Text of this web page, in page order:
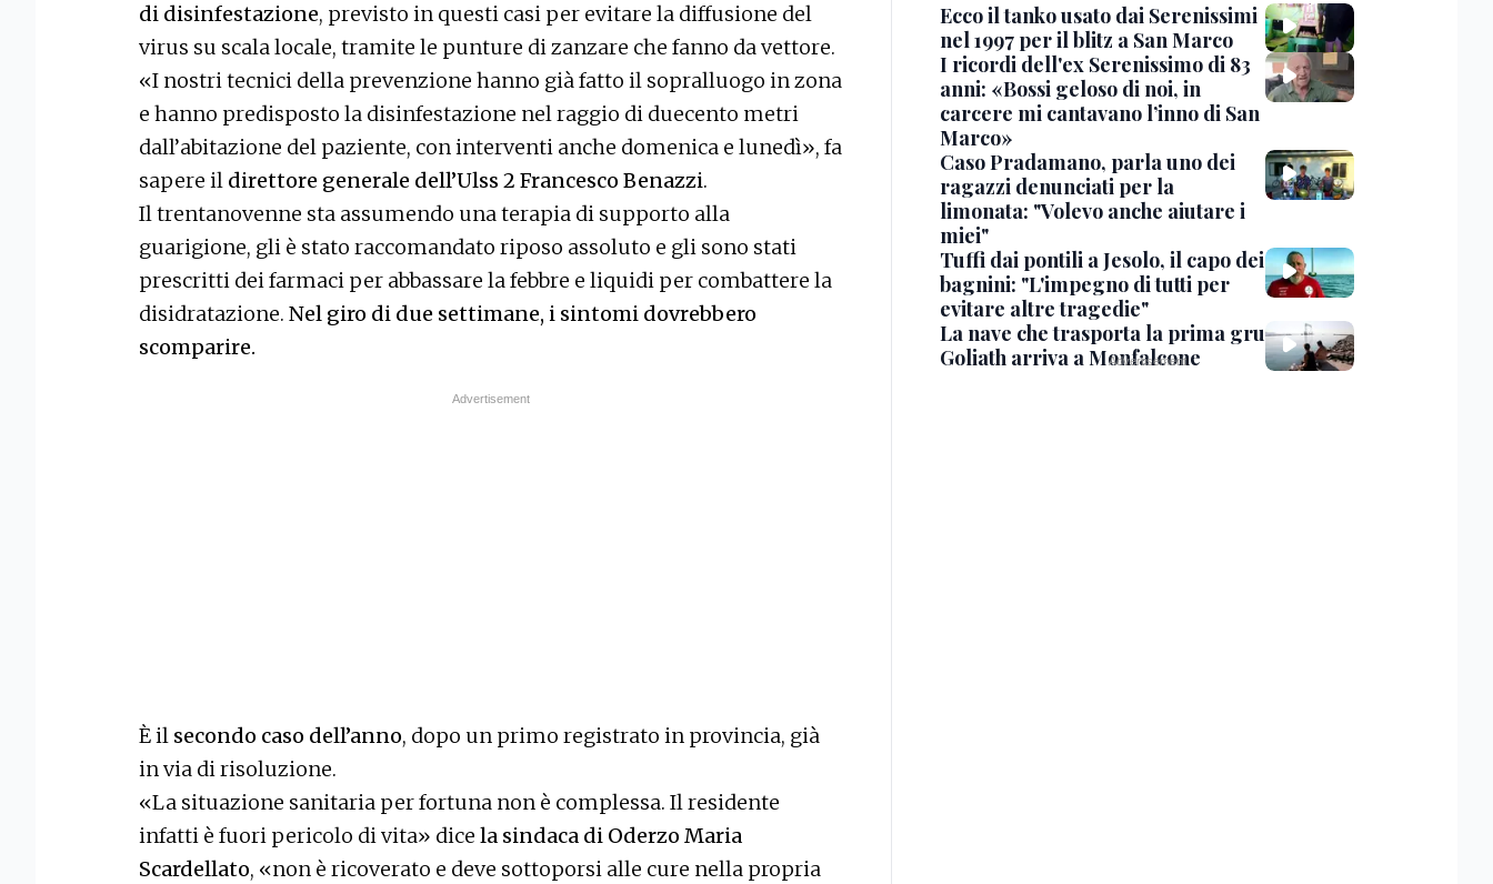
di disinfestazione, previsto in questi casi per evitare la diffusione del
virus su scala locale, tramite le punture di zanzare che fanno da vettore.
«I nostri tecnici della prevenzione hanno già fatto il sopralluogo in zona
e hanno predisposto la disinfestazione nel raggio di duecento metri
dall’abitazione del paziente, con interventi anche domenica e lunedì», fa
sapere il direttore generale dell’Ulss 2 Francesco Benazzi.
Il trentanovenne sta assumendo una terapia di supporto alla
guarigione, gli è stato raccomandato riposo assoluto e gli sono stati
prescritti dei farmaci per abbassare la febbre e liquidi per combattere la
disidratazione. Nel giro di due settimane, i sintomi dovrebbero
scomparire.
È il secondo caso dell’anno, dopo un primo registrato in provincia, già
in via di risoluzione.
«La situazione sanitaria per fortuna non è complessa. Il residente
infatti è fuori pericolo di vita» dice la sindaca di Oderzo Maria
Scardellato, «non è ricoverato e deve sottoporsi alle cure nella propria
Ecco il tanko usato dai Serenissimi
nel 1997 per il blitz a San Marco
I ricordi dell'ex Serenissimo di 83
anni: «Bossi geloso di noi, in
carcere mi cantavano l’inno di San
Marco»
Caso Pradamano, parla uno dei
ragazzi denunciati per la
limonata: "Volevo anche aiutare i
miei"
Tuffi dai pontili a Jesolo, il capo dei
bagnini: "L'impegno di tutti per
evitare altre tragedie"
La nave che trasporta la prima gru
Goliath arriva a Monfalcone